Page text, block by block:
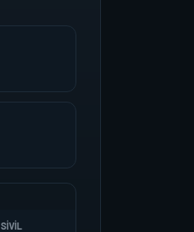
SIVIL